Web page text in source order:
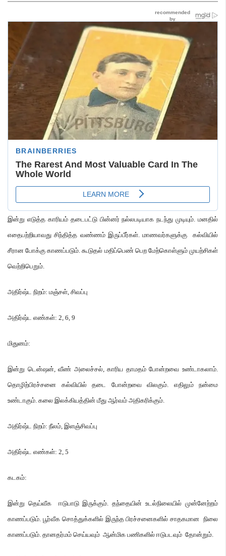
இன்று எடுத்த காரியம் தடைபட்டு பின்னர் நல்லபடியாக நடந்து முடியும். மனதில்
எதைபற்றியாவது சிந்தித்த வண்ணம் இருப்பீர்கள்.மாணவர்களுக்கு கல்வியில்
சீரான போக்கு காணப்படும்.கூடுதல் மதிப்பெண் பெற மேற்கொள்ளும் முயற்சிகள்
வெற்றிபெறும்.
அதிர்ஷ்ட நிறம்: மஞ்சள், சிவப்பு
அதிர்ஷ்ட எண்கள்: 2, 6, 9
மிதுனம்:
இன்று டென்ஷன்,வீண் அலைச்சல்,காரிய தாமதம் போன்றவை உண்டாகலாம்.
தொழிற்பிரச்சனை கல்வியில் தடை போன்றவை விலகும். எதிலும் நன்மை
உண்டாகும். கலை இலக்கியத்தின் மீது ஆர்வம் அதிகரிக்கும்.
அதிர்ஷ்ட நிறம்: நீலம், இளஞ்சிவப்பு
அதிர்ஷ்ட எண்கள்: 2, 5
கடகம்:
இன்று தெய்வீக ஈடுபாடு இருக்கும்.தந்தையின் உடல்நிலையில் முன்னேற்றம்
காணப்படும். பூர்வீக சொத்துக்களில் இருந்த பிரச்சனைகளில் சாதகமான நிலை
காணப்படும். தானதர்மம் செய்யவும் ஆன்மிக பணிகளில் ஈடுபடவும் தோன்றும்.